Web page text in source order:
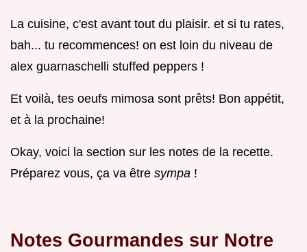
La cuisine, c'est avant tout du plaisir. et si tu rates,
bah... tu recommences! on est loin du niveau de
alex guarnaschelli stuffed peppers !
Et voilà, tes oeufs mimosa sont prêts! Bon appétit,
et à la prochaine!
Okay, voici la section sur les notes de la recette.
Préparez vous, ça va être sympa !
Notes Gourmandes sur Notre